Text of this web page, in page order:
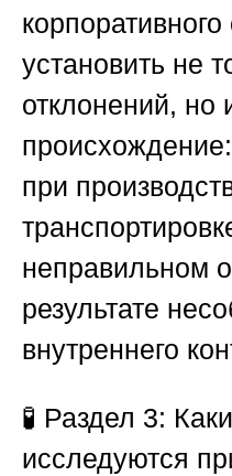
установить не
отклонений, но
при
неправильном
результате
внутреннего
🧪 Раздел 3:
исследуются